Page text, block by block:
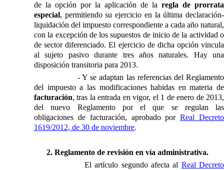
de la opción por la aplicación de la regla de prorrata
especial, permitiendo su ejercicio en la última declaración-
liquidación del impuesto correspondiente a cada año natural,
con la excepción de los supuestos de inicio de la actividad o
de sector diferenciado. El ejercicio de dicha opción vincula
al sujeto pasivo durante tres años naturales. Hay una
disposición transitoria para 2013.
- Y se adaptan las referencias del Reglamento
del impuesto a las modificaciones habidas en materia de
facturación, tras la entrada en vigor, el 1 de enero de 2013,
del nuevo Reglamento por el que se regulan las
obligaciones de facturación, aprobado porReal Decreto
1619/2012, de 30 de noviembre.
2. Reglamento de revisión en vía administrativa.
El artículo segundo afecta al Real Decreto